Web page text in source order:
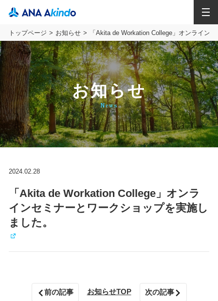
トップページ お知らせ 「Akita de Workation College」オンライン
お知らせ
News
2024.02.28
「Akita de Workation College」オンラ
インセミナーとワークショップを実施し
ました。
前の記事 お知らせTOP 次の記事